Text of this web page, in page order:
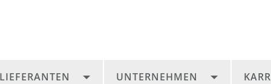
UNTERNEHMEN